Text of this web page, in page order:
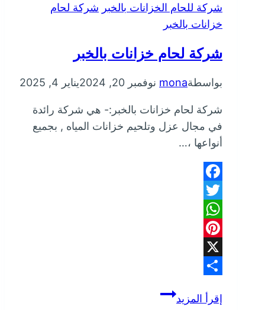
شركة للحام الخزانات بالخبر شركة لحام
خزانات بالخبر
شركة لحام خزانات بالخبر
بواسطةmona نوفمبر 20, 2024 يناير 4, 2025
شركة لحام خزانات بالخبر:- هي شركة رائدة
في مجال عزل وتلحيم خزانات المياه , بجميع
أنواعها ،…
Facebook
Twitter
WhatsApp
Pinterest
X
إقرأ المزيدشركة